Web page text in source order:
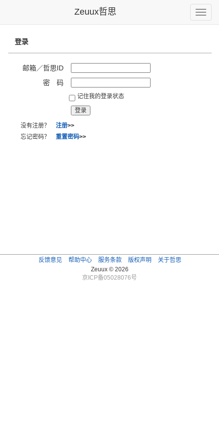
Toggle
Zeuux哲思
登录
邮箱／哲思ID
密 码
记住我的登录状态
没有注册？ 注册>>
忘记密码？ 重置密码>>
反馈意见 帮助中心 服务条款 版权声明
关于哲思
Zeuux © 2026
京ICP备05028076号